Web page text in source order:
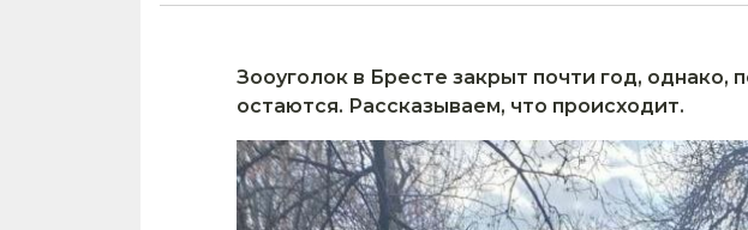
Зооуголок в Бресте закрыт почти год,
остаются. Рассказываем, что происходит.